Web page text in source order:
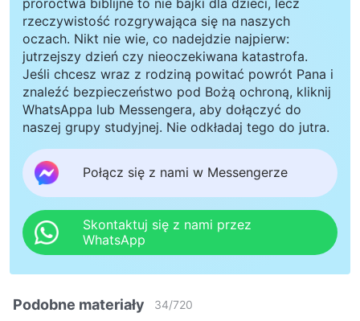
rzeczywistość rozgrywająca się na naszych
oczach. Nikt nie wie, co nadejdzie najpierw:
jutrzejszy dzień czy nieoczekiwana katastrofa.
Jeśli chcesz wraz z rodziną powitać powrót Pana i
znaleźć bezpieczeństwo pod Bożą ochroną, kliknij
WhatsAppa lub Messengera, aby dołączyć do
naszej grupy studyjnej. Nie odkładaj tego do jutra.
Połącz się z nami w Messengerze
Skontaktuj się z nami przez
WhatsApp
Podobne materiały 34/720